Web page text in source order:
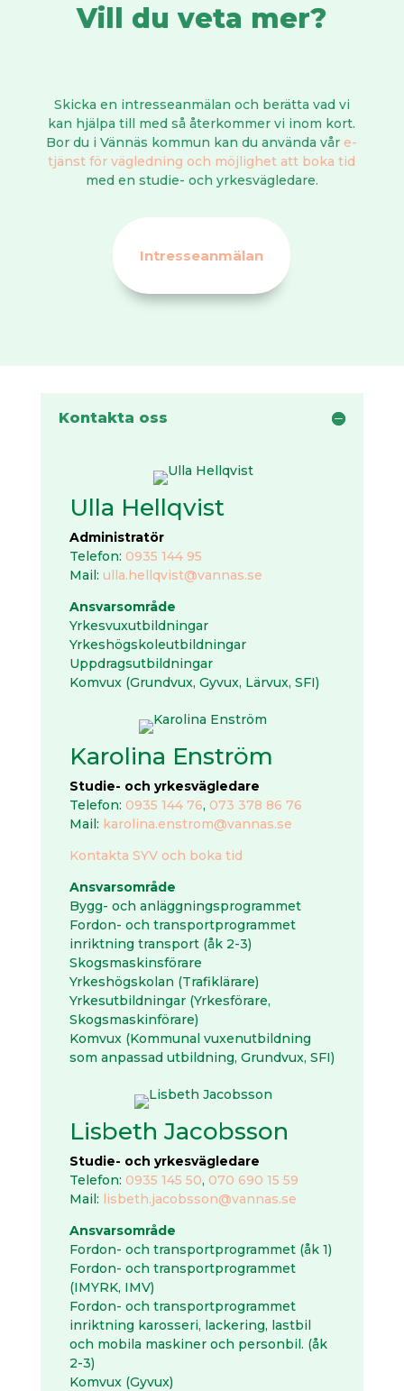
Vill du veta mer?
Skicka en intresseanmälan och berätta vad vi
kan hjälpa till med så återkommer vi inom kort.
Bor du i Vännäs kommun kan du använda vår e-
tjänst för vägledning och möjlighet att boka tid
med en studie- och yrkesvägledare.
Intresseanmälan
Kontakta oss
Ulla Hellqvist
Administratör
Telefon: 0935 144 95
Mail: ulla.hellqvist@vannas.se
Ansvarsområde
Yrkesvuxutbildningar
Yrkeshögskoleutbildningar
Uppdragsutbildningar
Komvux (Grundvux, Gyvux, Lärvux, SFI)
Karolina Enström
Studie- och yrkesvägledare
Telefon: 0935 144 76, 073 378 86 76
Mail: karolina.enstrom@vannas.se
Kontakta SYV och boka tid
Ansvarsområde
Bygg- och anläggningsprogrammet
Fordon- och transportprogrammet
inriktning transport (åk 2-3)
Skogsmaskinsförare
Yrkeshögskolan (Trafiklärare)
Yrkesutbildningar (Yrkesförare,
Skogsmaskinförare)
Komvux (Kommunal vuxenutbildning
som anpassad utbildning, Grundvux, SFI)
Lisbeth Jacobsson
Studie- och yrkesvägledare
Telefon: 0935 145 50, 070 690 15 59
Mail: lisbeth.jacobsson@vannas.se
Ansvarsområde
Fordon- och transportprogrammet (åk 1)
Fordon- och transportprogrammet
(IMYRK, IMV)
Fordon- och transportprogrammet
inriktning karosseri, lackering, lastbil
och mobila maskiner och personbil. (åk
2-3)
Komvux (Gyvux)